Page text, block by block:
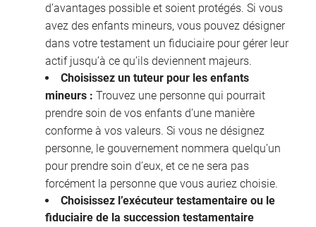
d’avantages possible et soient protégés. Si vous
avez des enfants mineurs, vous pouvez désigner
dans votre testament un fiduciaire pour gérer leur
actif jusqu’à ce qu’ils deviennent majeurs.
Choisissez un tuteur pour les enfants
mineurs : Trouvez une personne qui pourrait
prendre soin de vos enfants d’une manière
conforme à vos valeurs. Si vous ne désignez
personne, le gouvernement nommera quelqu’un
pour prendre soin d’eux, et ce ne sera pas
forcément la personne que vous auriez choisie.
Choisissez l’exécuteur testamentaire ou le
fiduciaire de la succession testamentaire